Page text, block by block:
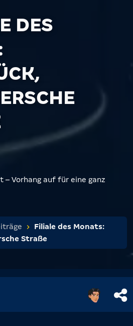
DES
– Vorhang auf für eine ganz
Filiale des Monats:
Straße